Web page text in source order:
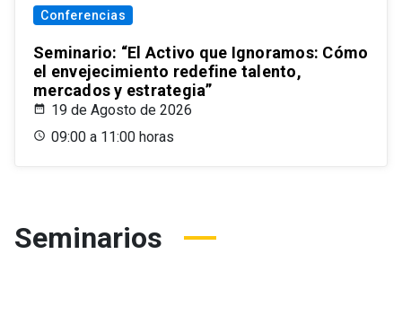
Conferencias
Seminario: “El Activo que Ignoramos: Cómo
el envejecimiento redefine talento,
mercados y estrategia”
19 de Agosto de 2026
09:00 a 11:00 horas
Seminarios